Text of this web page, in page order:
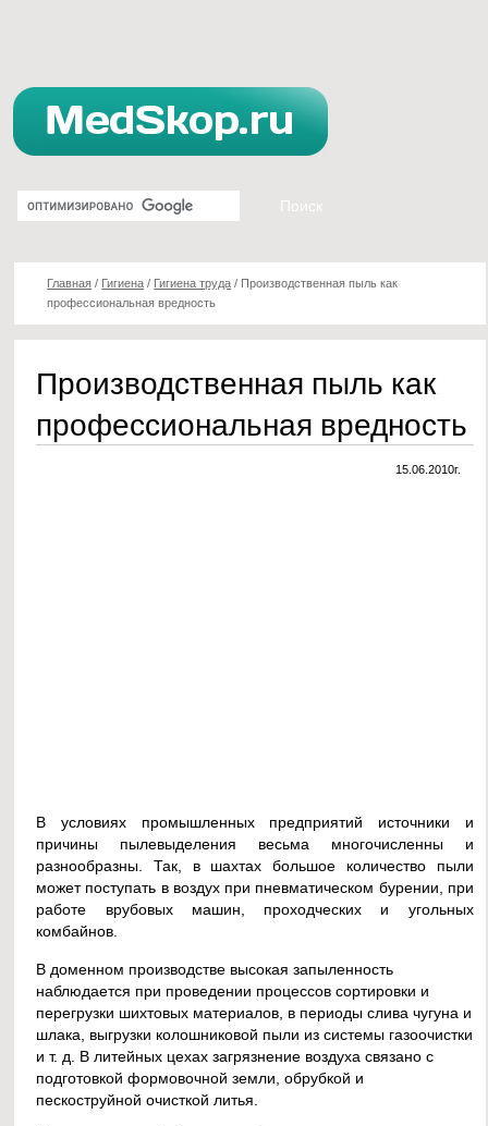
Главная / Гигиена / Гигиена труда / Производственная пыль как
профессиональная вредность
Производственная пыль как
профессиональная вредность
15.06.2010г.
В условиях промышленных предприятий источники и
причины пылевыделения весьма многочисленны и
разнообразны. Так, в шахтах большое количество пыли
может поступать в воздух при пневматическом бурении, при
работе врубовых машин, проходческих и угольных
комбайнов.
В доменном производстве высокая запыленность
наблюдается при проведении процессов сортировки и
перегрузки шихтовых материалов, в периоды слива чугуна и
шлака, выгрузки колошниковой пыли из системы газоочистки
и т. д. В литейных цехах загрязнение воздуха связано с
подготовкой формовочной земли, обрубкой и
пескоструйной очисткой литья.